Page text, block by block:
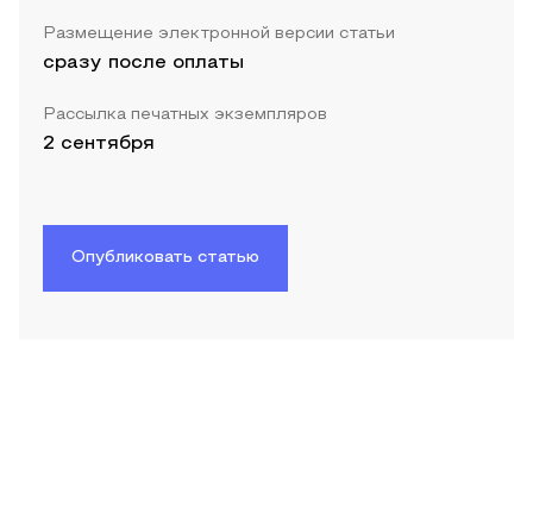
Размещение электронной версии статьи
сразу после оплаты
Рассылка печатных экземпляров
2 сентября
Опубликовать статью